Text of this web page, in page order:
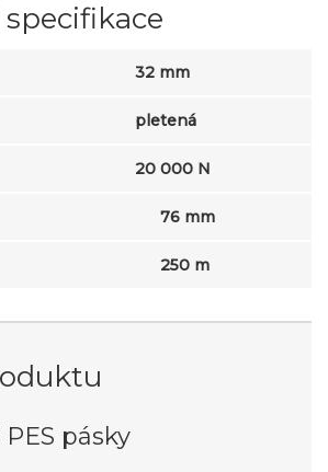
32 mm
pletená
20 000 N
76 mm
250 m
pásky